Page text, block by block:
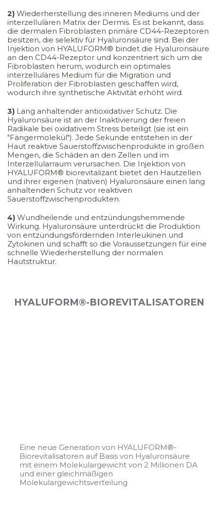
2) Wiederherstellung des inneren Mediums und der
interzellulären Matrix der Dermis. Es ist bekannt, dass
die dermalen Fibroblasten primäre CD44-Rezeptoren
besitzen, die selektiv für Hyaluronsäure sind. Bei der
Injektion von HYALUFORM® bindet die Hyaluronsäure
an den CD44-Rezeptor und konzentriert sich um die
Fibroblasten herum, wodurch ein optimales
interzelluläres Medium für die Migration und
Proliferation der Fibroblasten geschaffen wird,
wodurch ihre synthetische Aktivität erhöht wird.
3) Lang anhaltender antioxidativer Schutz. Die
Hyaluronsäure ist an der Inaktivierung der freien
Radikale bei oxidativem Stress beteiligt (sie ist ein
"Fängermolekül"). Jede Sekunde entstehen in der
Haut reaktive Sauerstoffzwischenprodukte in großen
Mengen, die Schäden an den Zellen und im
Interzellularraum verursachen. Die Injektion von
HYALUFORM® biorevitalizant bietet den Hautzellen
und ihrer eigenen (nativen) Hyaluronsäure einen lang
anhaltenden Schutz vor reaktiven
Sauerstoffzwischenprodukten.
4) Wundheilende und entzündungshemmende
Wirkung. Hyaluronsäure unterdrückt die Produktion
von entzündungsfördernden Interleukinen und
Zytokinen und schafft so die Voraussetzungen für eine
schnelle Wiederherstellung der normalen
Hautstruktur.
HYALUFORM®-BIOREVITALISATOREN
Eine neue Generation von HYALUFORM®-
Biorevitalisatoren auf Basis von Hyaluronsäure
mit einem Molekulargewicht von 2 Millionen DA
und einer gleichmäßigen
Molekulargewichtsverteilung